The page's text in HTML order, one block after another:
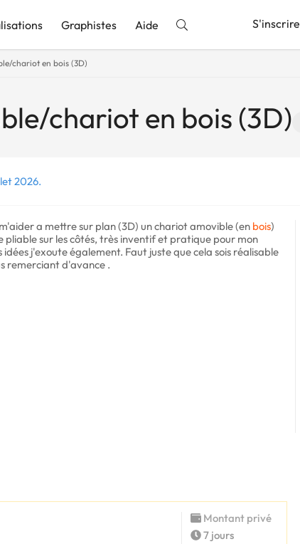
Graphistes Aide S'inscrire
chariot en bois (3D)
chariot en bois (3D)
2026.
a mettre sur plan (3D) un chariot amovible (en bois)
sur les côtés, très inventif et pratique pour mon
j'exoute également. Faut juste que cela sois réalisable
remerciant d'avance .
Montant privé
7 jours